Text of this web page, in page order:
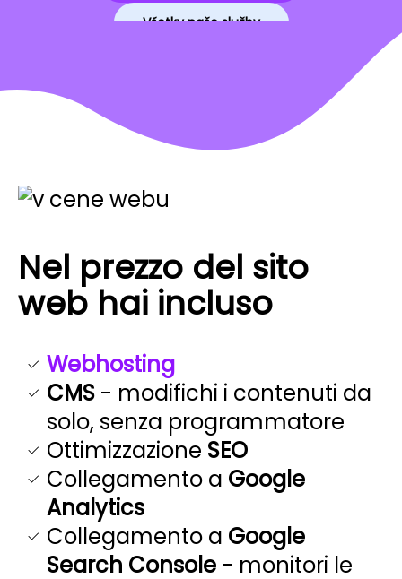
Všetky naše služby
Nel prezzo del sito
web hai incluso
Webhosting
CMS - modifichi i contenuti da
solo, senza programmatore
Ottimizzazione SEO
Collegamento a Google
Analytics
Collegamento a Google
Search Console - monitori le